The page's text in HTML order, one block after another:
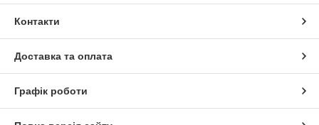
Контакти
Доставка та оплата
Графік роботи